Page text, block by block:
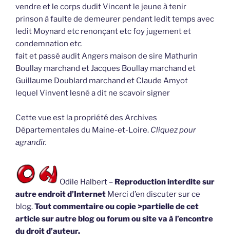
vendre et le corps dudit Vincent le jeune à tenir
prinson à faulte de demeurer pendant ledit temps avec
ledit Moynard etc renonçant etc foy jugement et
condemnation etc
fait et passé audit Angers maison de sire Mathurin
Boullay marchand et Jacques Boullay marchand et
Guillaume Doublard marchand et Claude Amyot
lequel Vinvent lesné a dit ne scavoir signer
Cette vue est la propriété des Archives
Départementales du Maine-et-Loire. Cliquez pour
agrandir.
Odile Halbert – Reproduction interdite sur
autre endroit d’Internet Merci d’en discuter sur ce
blog.Tout commentaire ou copie >partielle de cet
article sur autre blog ou forum ou site va à l’encontre
du droit d’auteur.